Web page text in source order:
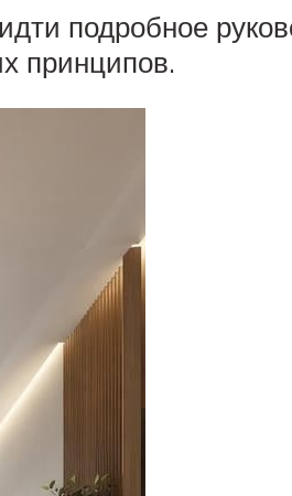
подробное
принципов.